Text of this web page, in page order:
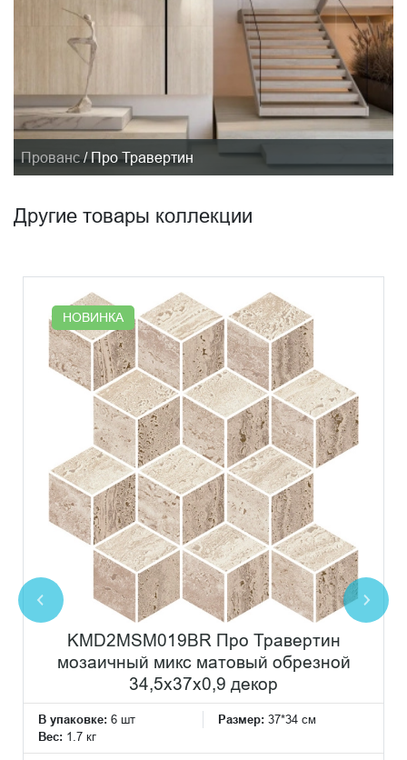
Прованс / Про Травертин
Другие товары коллекции
НОВИНКА
KMD2MSM019BR Про Травертин
мозаичный микс матовый обрезной
34,5x37x0,9 декор
В упаковке: 6 шт Размер: 37*34 см
Вес: 1.7 кг